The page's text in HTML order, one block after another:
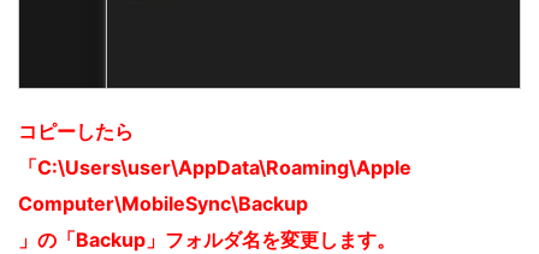
コピーしたら
「C:\Users\user\AppData\Roaming\Apple
Computer\MobileSync\Backup
」の「Backup」フォルダ名を変更します。